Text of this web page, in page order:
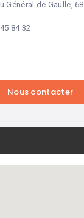
Général de Gaulle,
84 32